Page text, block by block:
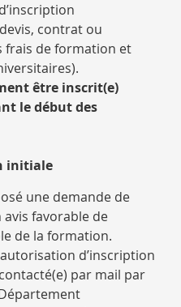
contrat ou
frais de formation et
être inscrit(e)
le début des
initiale
une demande de
favorable de
de la formation.
d’inscription
par mail par